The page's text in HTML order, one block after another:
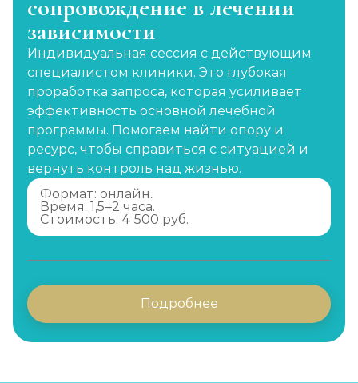
сопровождение в лечении
зависимости
Индивидуальная сессия с действующим
специалистом клиники. Это глубокая
проработка запроса, которая усиливает
эффективность основной лечебной
программы. Помогаем найти опору и
ресурс, чтобы справиться с ситуацией и
вернуть контроль над жизнью.
Формат: онлайн.
Время: 1,5–2 часа.
Стоимость: 4 500 руб.
Подробнее